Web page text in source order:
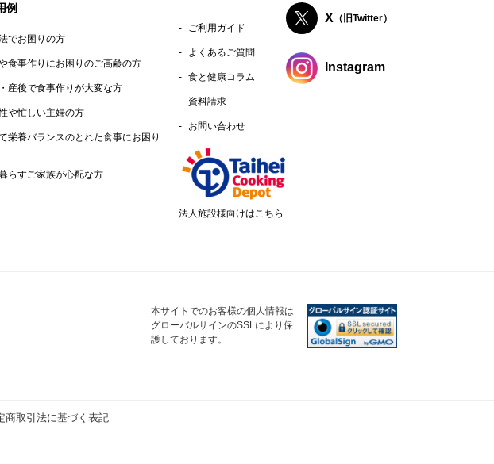
例
でお困りの方
食事作りにお困りのご高齢の方
産後で食事作りが大変な方
や忙しい主婦の方
栄養バランスのとれた食事にお困り
らすご家族が心配な方
ご利用ガイド
よくあるご質問
食と健康コラム
資料請求
お問い合わせ
法人施設様向けはこちら
X （旧Twitter）
Instagram
本サイトでのお客様の個人情報は
グローバルサインのSSLにより保
護しております。
商取引法に基づく表記